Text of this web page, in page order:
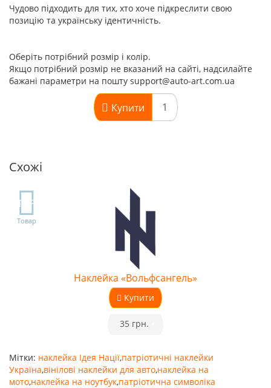
Чудово підходить для тих, хто хоче підкреслити свою
позицію та українську ідентичність.
Оберіть потрібний розмір і колір.
Якщо потрібний розмір не вказаний на сайті, надсилайте
бажані параметри на пошту support@auto-art.com.ua
Купити
Схожі
TOP
Товар
Наклейка «Вольфсангель»
Купити
35 грн.
Мітки: наклейка Ідея Нації,патріотичні наклейки
Україна,вінілові наклейки для авто,наклейка на
мото,наклейка на ноутбук,патріотична символіка